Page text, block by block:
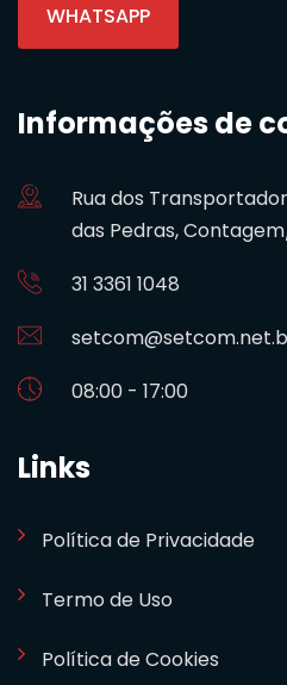
WHATSAPP
Informações de
Rua dos
das Pedras,
31 3361 1048
08:00 - 17:00
Links
Política de Privacidade
Termo de Uso
Política de Cookies